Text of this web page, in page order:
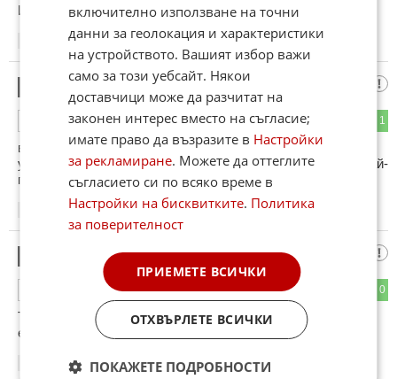
И един мармот с ръчна помпа...
30.01.2013
гост
1
ОТГОВОР
вероятно сгъстения въздух ще помага само при
ускорението на автомобила, когато разхода на гориво е най-
голям.
30.01.2013
0
Те от Ситроен освен дивотии нищо друго не мислят.Нямат
една нормална каляска.Всичките им коли са кенефи.
30.01.2013
включително използване на точни
данни за геолокация и характеристики
на устройството. Вашият избор важи
само за този уебсайт. Някои
доставчици може да разчитат на
законен интерес вместо на съгласие;
имате право да възразите в Настройки
за рекламиране. Можете да оттеглите
съгласието си по всяко време в
Настройки на бисквитките. Политика
за поверителност
ПРИЕМЕТЕ ВСИЧКИ
ОТХВЪРЛЕТЕ ВСИЧКИ
ПОКАЖЕТЕ ПОДРОБНОСТИ